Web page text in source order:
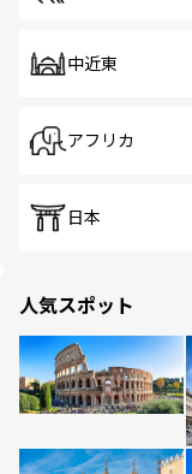
中近東
アフリカ
日本
人気スポット